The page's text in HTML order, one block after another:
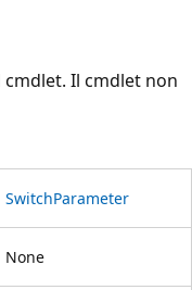
Il cmdlet non
SwitchParameter
None